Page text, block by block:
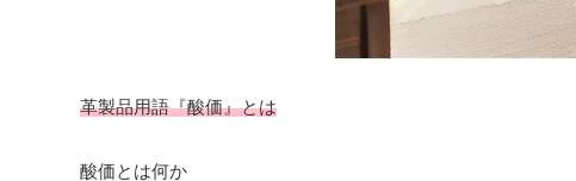
革製品用語『酸価』とは
酸価とは何か